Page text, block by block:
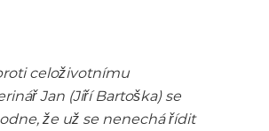
celoživotnímu
Jan (Jiří Bartoška) se
že už se nenechá řídit